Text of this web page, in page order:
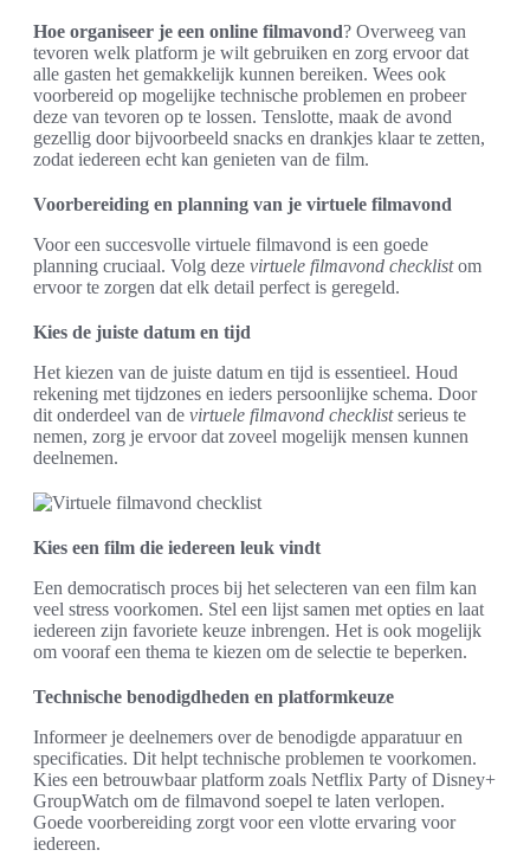
Hoe organiseer je een online filmavond? Overweeg van
tevoren welk platform je wilt gebruiken en zorg ervoor dat
alle gasten het gemakkelijk kunnen bereiken. Wees ook
voorbereid op mogelijke technische problemen en probeer
deze van tevoren op te lossen. Tenslotte, maak de avond
gezellig door bijvoorbeeld snacks en drankjes klaar te zetten,
zodat iedereen echt kan genieten van de film.
Voorbereiding en planning van je virtuele filmavond
Voor een succesvolle virtuele filmavond is een goede
planning cruciaal. Volg deze virtuele filmavond checklistom
ervoor te zorgen dat elk detail perfect is geregeld.
Kies de juiste datum en tijd
Het kiezen van de juiste datum en tijd is essentieel. Houd
rekening met tijdzones en ieders persoonlijke schema. Door
dit onderdeel van de virtuele filmavond checklistserieus te
nemen, zorg je ervoor dat zoveel mogelijk mensen kunnen
deelnemen.
Kies een film die iedereen leuk vindt
Een democratisch proces bij het selecteren van een film kan
veel stress voorkomen. Stel een lijst samen met opties en laat
iedereen zijn favoriete keuze inbrengen. Het is ook mogelijk
om vooraf een thema te kiezen om de selectie te beperken.
Technische benodigdheden en platformkeuze
Informeer je deelnemers over de benodigde apparatuur en
specificaties. Dit helpt technische problemen te voorkomen.
Kies een betrouwbaar platform zoals Netflix Party of Disney+
GroupWatch om de filmavond soepel te laten verlopen.
Goede voorbereiding zorgt voor een vlotte ervaring voor
iedereen.